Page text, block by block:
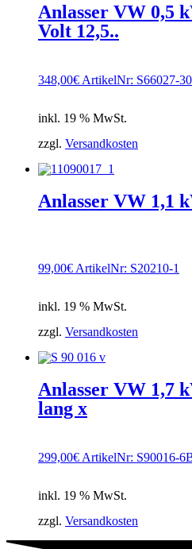
Anlasser VW 0,5
Volt 12,5..
348,00€ ArtikelNr: S66027-
inkl. 19 % MwSt.
zzgl. Versandkosten
Anlasser VW 1,1
99,00€ArtikelNr: S20210-1
inkl. 19 % MwSt.
zzgl. Versandkosten
Anlasser VW 1,7
lang x
299,00€ ArtikelNr: S90016-
inkl. 19 % MwSt.
zzgl. Versandkosten